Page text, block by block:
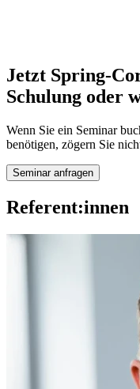
Jetzt Spring-
Schulung oder
Wenn Sie ein Seminar
benötigen, zögern Sie
Seminar anfragen
Referent:innen